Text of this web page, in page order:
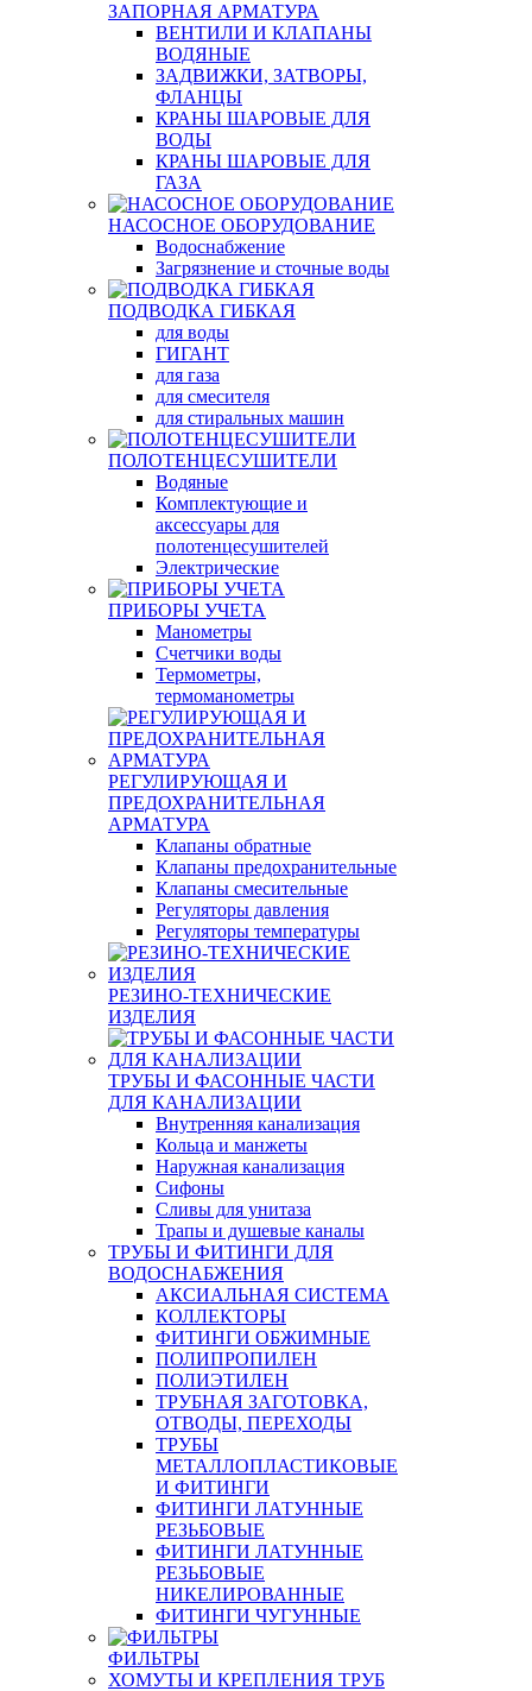
ЗАПОРНАЯ АРМАТУРА
ВЕНТИЛИ И КЛАПАНЫ
ВОДЯНЫЕ
ЗАДВИЖКИ, ЗАТВОРЫ,
ФЛАНЦЫ
КРАНЫ ШАРОВЫЕ ДЛЯ
ВОДЫ
КРАНЫ ШАРОВЫЕ ДЛЯ
ГАЗА
НАСОСНОЕ ОБОРУДОВАНИЕ
Водоснабжение
Загрязнение и сточные воды
ПОДВОДКА ГИБКАЯ
для воды
ГИГАНТ
для газа
для смесителя
для стиральных машин
ПОЛОТЕНЦЕСУШИТЕЛИ
Водяные
Комплектующие и
аксессуары для
полотенцесушителей
Электрические
ПРИБОРЫ УЧЕТА
Манометры
Счетчики воды
Термометры,
термоманометры
РЕГУЛИРУЮЩАЯ И
ПРЕДОХРАНИТЕЛЬНАЯ
АРМАТУРА
Клапаны обратные
Клапаны предохранительные
Клапаны смесительные
Регуляторы давления
Регуляторы температуры
РЕЗИНО-ТЕХНИЧЕСКИЕ
ИЗДЕЛИЯ
ТРУБЫ И ФАСОННЫЕ ЧАСТИ
ДЛЯ КАНАЛИЗАЦИИ
Внутренняя канализация
Кольца и манжеты
Наружная канализация
Сифоны
Сливы для унитаза
Трапы и душевые каналы
ТРУБЫ И ФИТИНГИ ДЛЯ
ВОДОСНАБЖЕНИЯ
АКСИАЛЬНАЯ СИСТЕМА
КОЛЛЕКТОРЫ
ФИТИНГИ ОБЖИМНЫЕ
ПОЛИПРОПИЛЕН
ПОЛИЭТИЛЕН
ТРУБНАЯ ЗАГОТОВКА,
ОТВОДЫ, ПЕРЕХОДЫ
ТРУБЫ
МЕТАЛЛОПЛАСТИКОВЫЕ
И ФИТИНГИ
ФИТИНГИ ЛАТУННЫЕ
РЕЗЬБОВЫЕ
ФИТИНГИ ЛАТУННЫЕ
РЕЗЬБОВЫЕ
НИКЕЛИРОВАННЫЕ
ФИТИНГИ ЧУГУННЫЕ
ФИЛЬТРЫ
ХОМУТЫ И КРЕПЛЕНИЯ ТРУБ